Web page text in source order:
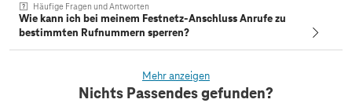
Häufige Fragen und Antworten
Wie kann ich bei meinem Festnetz-Anschluss Anrufe zu
bestimmten Rufnummern sperren?
Mehr anzeigen
Nichts Passendes gefunden?